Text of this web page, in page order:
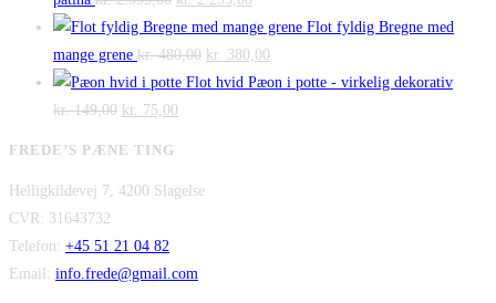
var:
er:
oprindelige
pris
var:
kr. 2.995,00.
aktuelle
pris
er:
Flot fyldig Bregne med
mange grene kr.480,00 Den
oprindelige
kr. 380,00
aktuelle
Flot hvid Pæon i potte - virkelig dekorativ
kr.149,00 Den
var:
kr. 75,00
er:
FREDE’S PÆNE TING
Helligkildevej 7, 4200 Slagelse
CVR: 31643732
Telefon: +45 51 21 04 82
Email: info.frede@gmail.com